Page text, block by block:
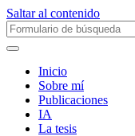
Saltar al contenido
Buscar:
Inicio
Sobre mí­
Publicaciones
IA
La tesis